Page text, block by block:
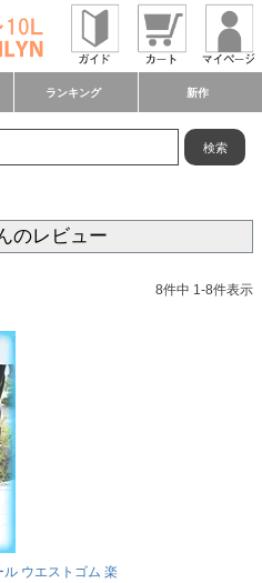
ランキング 新作
検索
のレビュー
8件中 1-8件表示
ウエストゴム 楽